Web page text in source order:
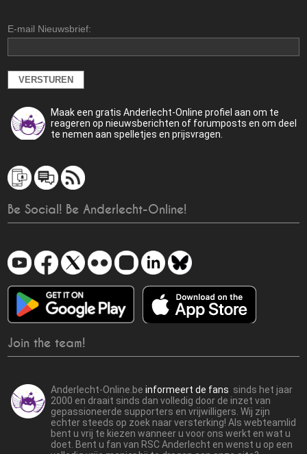
E-mail Nieuwsbrief:
Maak een gratis Anderlecht-Online profiel aan om te
reageren op nieuwsberichten of forumposts en om deel
te nemen aan spelletjes en prijsvragen.
Be Social! Be Anderlecht-Online!
Join the team!
Anderlecht-Online.beinformeert de fans sinds het jaar
2000 en draait sinds dan volledig door de inzet van
gepassioneerde supporters en vrijwilligers. Wij zijn
echter steeds op zoek naar versterking! Als webteamlid
bent u vrij te kiezen wanneer u voor ons werkt en wat u
doet. Bent u fan van RSC Anderlecht en wenst u op een